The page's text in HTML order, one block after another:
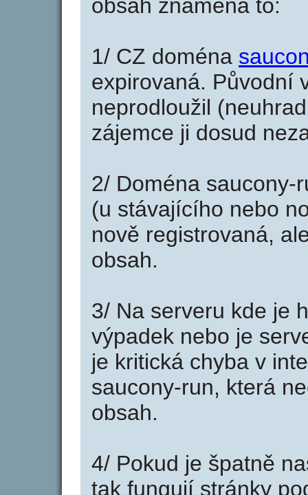
obsah znamená to:
1/ CZ doména
expirovaná. Původní
neprodloužil
zájemce ji dosud
2/ Doména saucony-
(u stávajícího nebo
nově registrovaná,
obsah.
3/ Na serveru kde je
výpadek nebo je
je kritická chyba v
saucony-run, která
obsah.
4/ Pokud je špatně
tak fungují stránky